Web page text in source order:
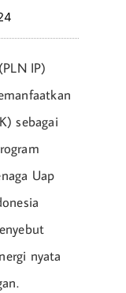
IP)
sebagai
Uap
nyata